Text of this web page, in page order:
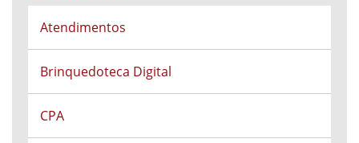
Atendimentos
Brinquedoteca Digital
CPA